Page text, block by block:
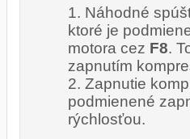
Náhodné
ktoré je
motora cez F8.
zapnutím
Zapnutie
podmienené
rýchlosťou.